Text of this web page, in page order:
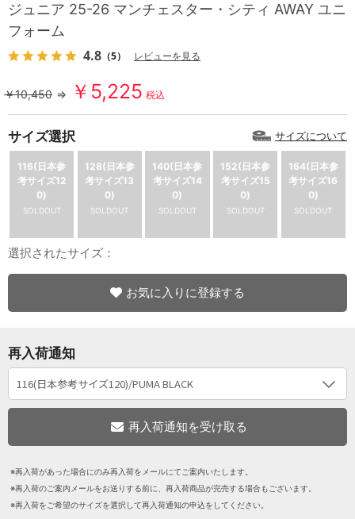
ジュニア 25-26 マンチェスター・シティ AWAY ユニ
フォーム
4.8 （5） レビューを見る
￥10,450 ⇒ ￥5,225 税込
サイズ選択 サイズについて
116(日本参
考サイズ12
0)
SOLDOUT
128(日本参
考サイズ13
0)
SOLDOUT
140(日本参
考サイズ14
0)
SOLDOUT
152(日本参
考サイズ15
0)
SOLDOUT
164(日本参
考サイズ16
0)
SOLDOUT
選択されたサイズ：
お気に入りに登録する
再入荷通知
※再入荷があった場合にのみ再入荷をメールにてご案内いたします。
※再入荷のご案内メールをお送りする前に、再入荷商品が完売する場合もございます。
※再入荷をご希望のサイズを選択して再入荷通知の申込をしてください。